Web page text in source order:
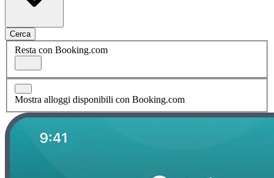
Cerca
Resta con Booking.com
Mostra alloggi disponibili con Booking.com